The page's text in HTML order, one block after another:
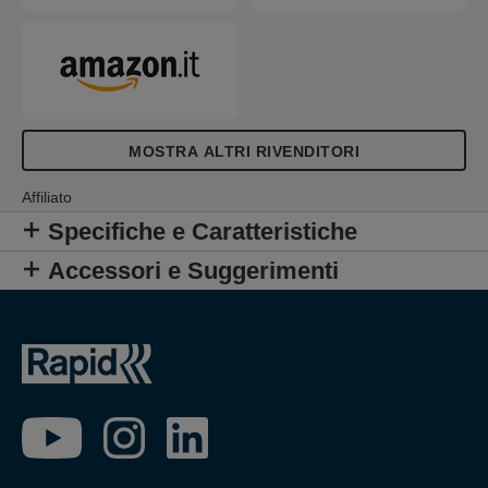
MOSTRA ALTRI RIVENDITORI
Affiliato
Specifiche e Caratteristiche
Accessori e Suggerimenti